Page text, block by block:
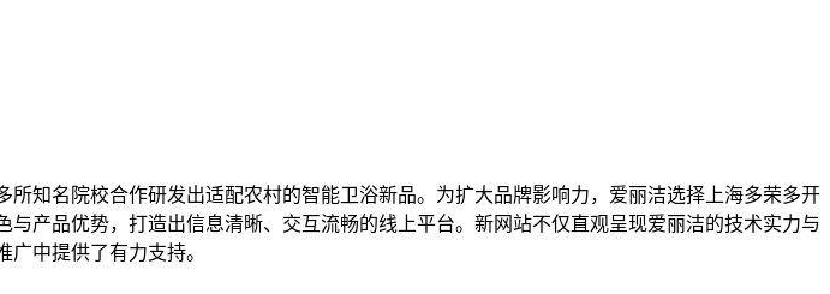
知名院校合作研发出适配农村的智能卫浴新品。为扩大品牌影响力，爱丽洁选择上海多荣多开
产品优势，打造出信息清晰、交互流畅的线上平台。新网站不仅直观呈现爱丽洁的技术实力与
中提供了有力支持。